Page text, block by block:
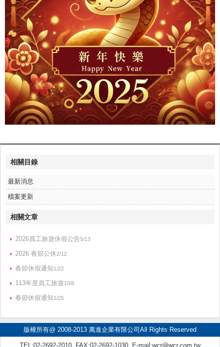
相關目錄
最新消息
檔案更新
相關文章
2026員工旅遊休假公告5/13
2026 春節公休2/12
春節休假通知1/22
113年度員工旅遊10/8
春節休假通知1/25
版權所有@ 2008-2013 萬進企業有限公司All Rights Reserved
TEL:02-2692-2010 FAX:02-2692-1030 E-mail:wcr@wcr.com.tw